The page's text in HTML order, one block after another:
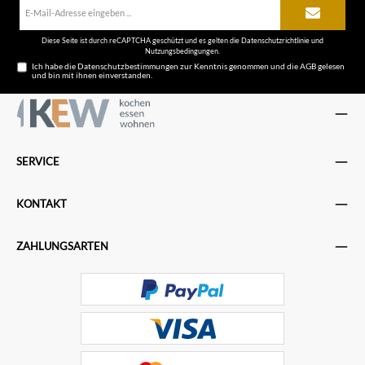
Diese Seite ist durch reCAPTCHA geschützt und es gelten die Datenschutzrichtlinieund
Nutzungsbedingungen.
Ich habe dieDatenschutzbestimmungen zur Kenntnis genommen und dieAGBgelesen
und bin mit ihnen einverstanden.
SERVICE
KONTAKT
ZAHLUNGSARTEN